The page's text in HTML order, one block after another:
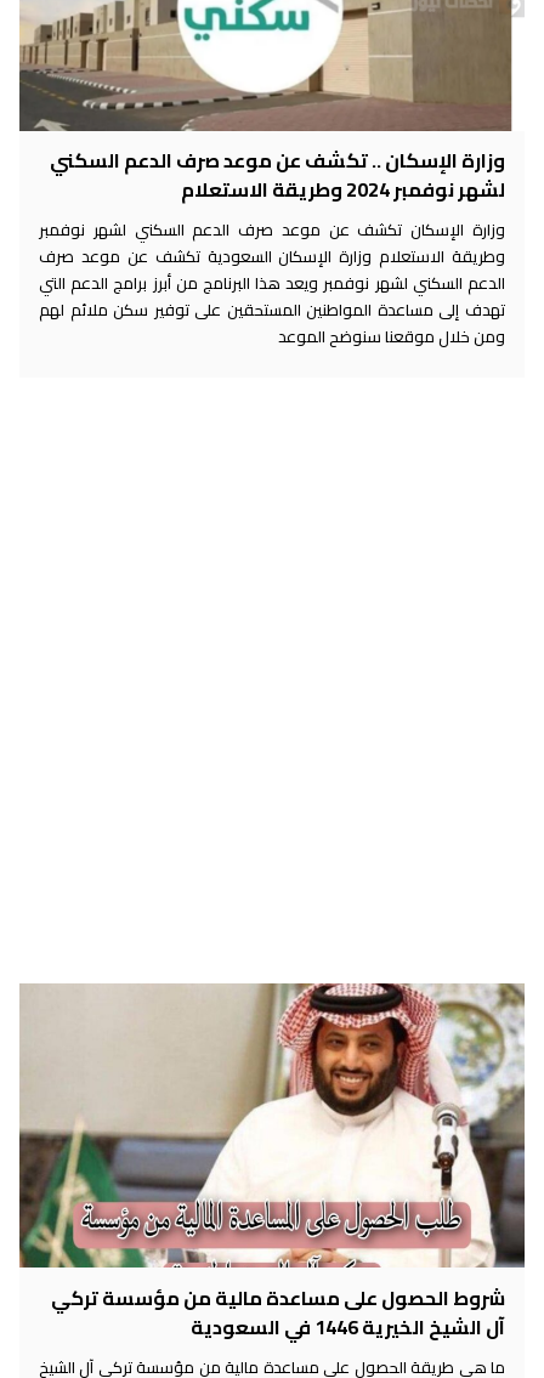
وزارة الإسكان .. تكشف عن موعد صرف الدعم السكني
لشهر نوفمبر 2024 وطريقة الاستعلام
وزارة الإسكان تكشف عن موعد صرف الدعم السكني لشهر نوفمبر
وطريقة الاستعلام وزارة الإسكان السعودية تكشف عن موعد صرف
الدعم السكني لشهر نوفمبر ويعد هذا البرنامج من أبرز برامج الدعم التي
تهدف إلى مساعدة المواطنين المستحقين على توفير سكن ملائم لهم
ومن خلال موقعنا سنوضح الموعد
شروط الحصول على مساعدة مالية من مؤسسة تركي
آل الشيخ الخيرية 1446 في السعودية
ما هي طريقة الحصول على مساعدة مالية من مؤسسة تركي آل الشيخ